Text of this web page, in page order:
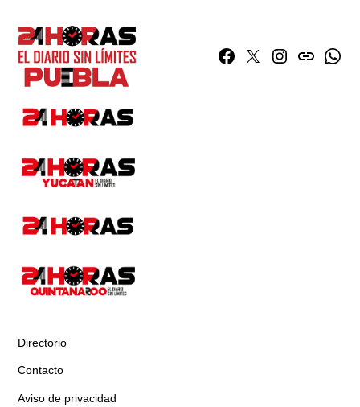
Facebook
TwitterInstagram
issuu
Directorio
Contacto
Aviso de privacidad